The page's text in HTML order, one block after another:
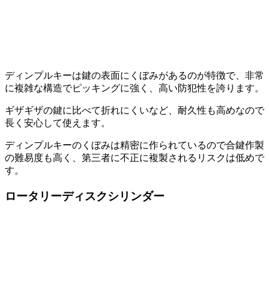
ディンプルキーは鍵の表面にくぼみがあるのが特徴で、非常
に複雑な構造でピッキングに強く、高い防犯性を誇ります。
ギザギザの鍵に比べて折れにくいなど、耐久性も高めなので
長く安心して使えます。
ディンプルキーのくぼみは精密に作られているので合鍵作製
の難易度も高く、第三者に不正に複製されるリスクは低めで
す。
ロータリーディスクシリンダー